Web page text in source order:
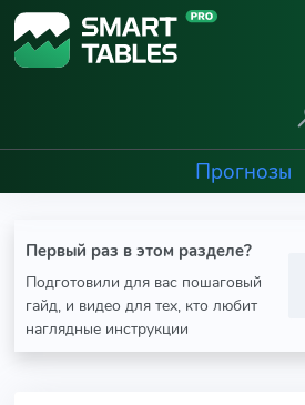
Прогнозы
Первый раз в этом разделе?
Подготовили для вас пошаговый
гайд, и видео для тех, кто любит
наглядные инструкции